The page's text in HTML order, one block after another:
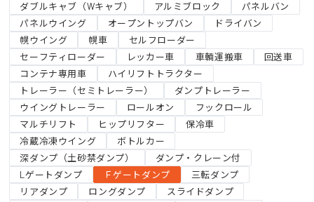
ダブルキャブ（Wキャブ）
アルミブロック
パネルバン
パネルウイング
オープントップバン
ドライバン
幌ウイング
幌車
セルフローダー
セーフティローダー
レッカー車 車輌運搬車
回送車
コンテナ専用車
ハイリフトトラクター
トレーラー（セミトレーラー）
ダンプトレーラー
ウイングトレーラー
ロールオン
フックロール
マルチリフト
ヒップリフター
保冷車
冷蔵冷凍ウイング
ボトルカー
深ダンプ（土砂禁ダンプ）
ダンプ・クレーン付
Lゲートダンプ
Ｆゲートダンプ
三転ダンプ
リアダンプ
ロングダンプ
スライドダンプ